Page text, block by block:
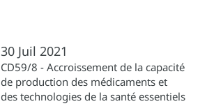
30 Juil 2021
CD59/8 - Accroissement de la capacité
de production des médicaments et
des technologies de la santé essentiels